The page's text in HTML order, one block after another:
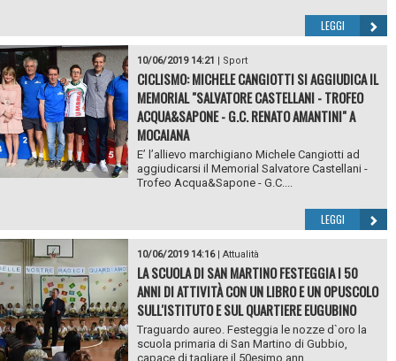
LEGGI
10/06/2019 14:21 | Sport
CICLISMO: MICHELE CANGIOTTI SI AGGIUDICA IL
MEMORIAL "SALVATORE CASTELLANI - TROFEO
ACQUA&SAPONE - G.C. RENATO AMANTINI" A
MOCAIANA
E’ l’allievo marchigiano Michele Cangiotti ad
aggiudicarsi il Memorial Salvatore Castellani -
Trofeo Acqua&Sapone - G.C....
LEGGI
10/06/2019 14:16| Attualità
LA SCUOLA DI SAN MARTINO FESTEGGIA I 50
ANNI DI ATTIVITÀ CON UN LIBRO E UN OPUSCOLO
SULL'ISTITUTO E SUL QUARTIERE EUGUBINO
Traguardo aureo. Festeggia le nozze d`oro la
scuola primaria di San Martino di Gubbio,
capace di tagliare il 50esimo ann...